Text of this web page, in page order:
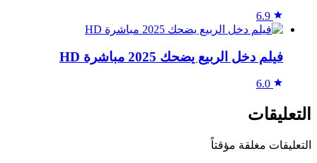
6.9
فيلم دخل الربيع يضحك 2025 مباشرة HD
6.0
التعليقات
التعليقات مغلقة مؤقتاً